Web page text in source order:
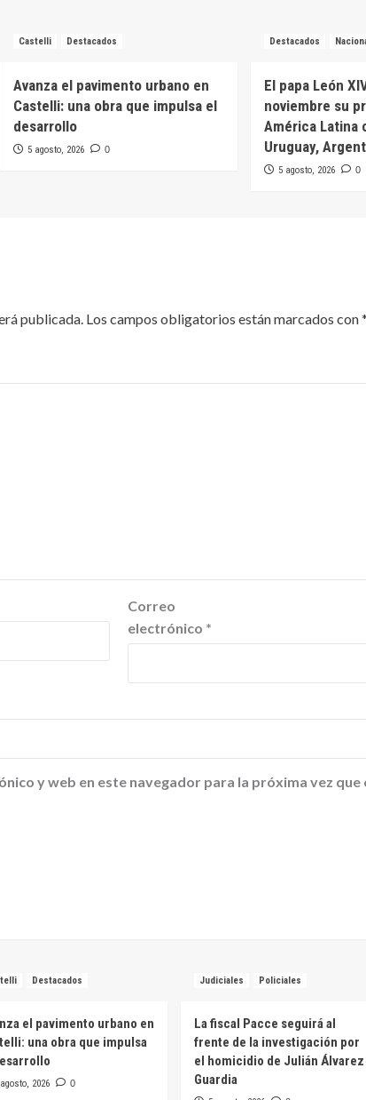
Castelli Destacados
Avanza el pavimento urbano en
Castelli: una obra que impulsa el
desarrollo
5 agosto, 2026 0
Destacados
El papa León
noviembre su
América Latina
Uruguay,
5 agosto, 2026 0
publicada. Los campos obligatorios están marcados con*
Correo
electrónico *
y web en este navegador para la próxima vez que
Destacados
el pavimento urbano en
una obra que impulsa
2026 0
Judiciales Policiales
La fiscal Pacce seguirá al
frente de la investigación por
el homicidio de Julián Álvarez
Guardia